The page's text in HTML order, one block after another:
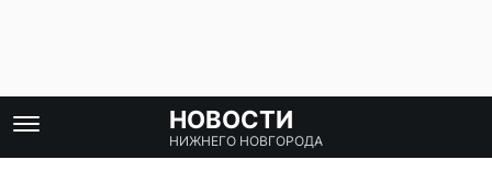
НОВОСТИ
НИЖНЕГО НОВГОРОДА